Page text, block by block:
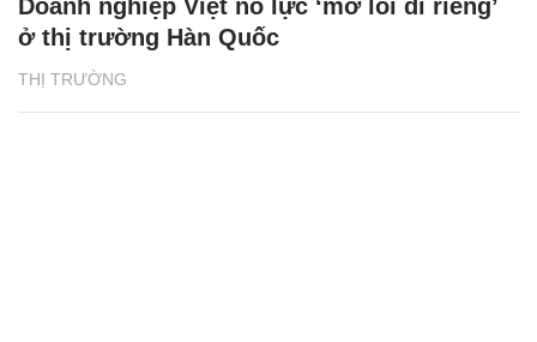
THỊ TRƯỜNG
Doanh nghiệp Việt nỗ lực ‘mở lối đi riêng’
ở thị trường Hàn Quốc